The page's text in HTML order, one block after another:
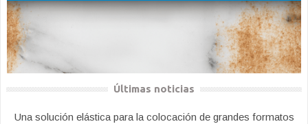
Últimas noticias
Una solución elástica para la colocación de grandes formatos